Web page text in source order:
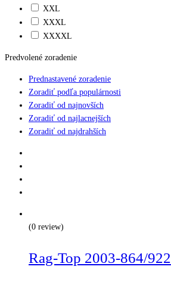
XXL
XXXL
XXXXL
Predvolené zoradenie
Prednastavené zoradenie
Zoradiť podľa populárnosti
Zoradiť od najnovších
Zoradiť od najlacnejších
Zoradiť od najdrahších
(0 review)
Rag-Top 2003-864/922